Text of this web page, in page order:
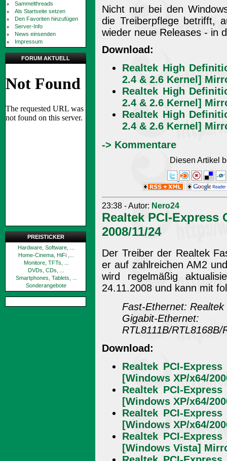
Sammelthreads
Als Startseite setzen
Den Favoriten hinzufügen
Server-Info
News einsenden
Impressum
FORUM AKTUELL
PREISTICKER
Hardware, Software, ...
Home-Cinema, HiFi ,...
Monitore, TFTs, ...
DVDs, CDs, ...
Smartphones, Tablets, ...
Sonderangebote
Nicht nur bei den
die Treiberpflege betrifft,
wieder neue Releases - in
Download:
Realtek High
2.4 & 2.6 Kernel]
Realtek High
2.4 & 2.6 Kernel]
Realtek High
2.4 & 2.6 Kernel]
-> Kommentare
Diesen Artikel
23:38 - Autor: Nero24
Realtek PCI-Express
2008/11/24
Der Treiber der Realtek
er auf zahlreichen AM2
wird regelmäßig
24.11.2008 und kann mit
Fast-Ethernet:
Gigabit-
RTL8111B/RTL8168B/
Download:
Realtek PCI-
[Windows XP/x64/
Realtek PCI-
[Windows XP/x64/
Realtek PCI-
[Windows XP/x64/
Realtek PCI-
[Windows Vista]